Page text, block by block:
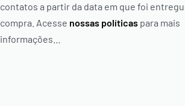
contatos a partir da data em que foi
compra. Acesse nossas políticaspara mais
informações…